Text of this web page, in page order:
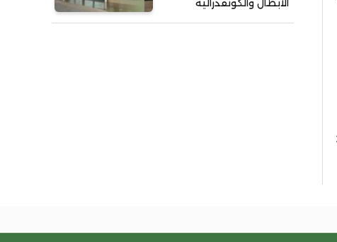
الأبطال والكونفدرالية